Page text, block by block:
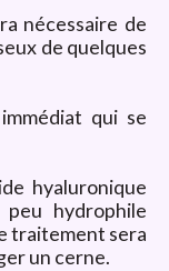
nécessaire de
de quelques
qui se
hyaluronique
hydrophile
traitement sera
un cerne.